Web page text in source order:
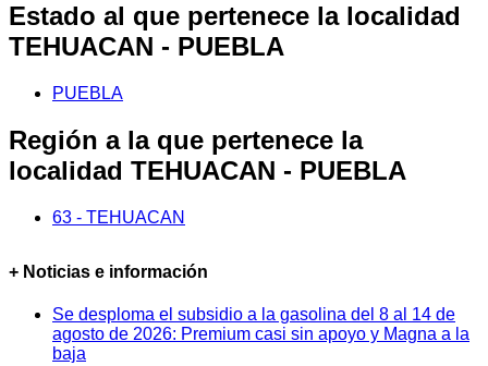
Estado al que pertenece la localidad
TEHUACAN - PUEBLA
PUEBLA
Región a la que pertenece la
localidad TEHUACAN - PUEBLA
63 - TEHUACAN
+ Noticias e información
Se desploma el subsidio a la gasolina del 8 al 14 de
agosto de 2026: Premium casi sin apoyo y Magna a la
baja